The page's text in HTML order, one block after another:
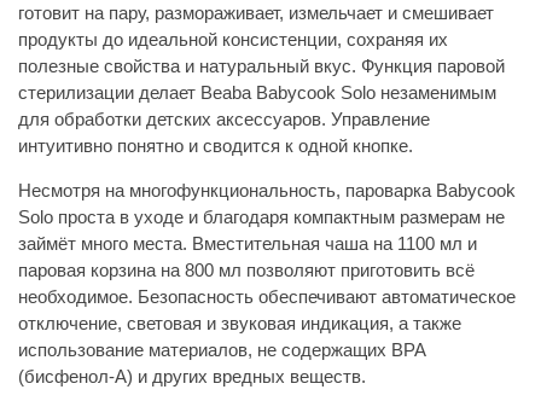
готовит на пару, размораживает, измельчает и смешивает
продукты до идеальной консистенции, сохраняя их
полезные свойства и натуральный вкус. Функция паровой
стерилизации делает Beaba Babycook Solo незаменимым
для обработки детских аксессуаров. Управление
интуитивно понятно и сводится к одной кнопке.
Несмотря на многофункциональность, пароварка Babycook
Solo проста в уходе и благодаря компактным размерам не
займёт много места. Вместительная чаша на 1100 мл и
паровая корзина на 800 мл позволяют приготовить всё
необходимое. Безопасность обеспечивают автоматическое
отключение, световая и звуковая индикация, а также
использование материалов, не содержащих BPA
(бисфенол-А) и других вредных веществ.